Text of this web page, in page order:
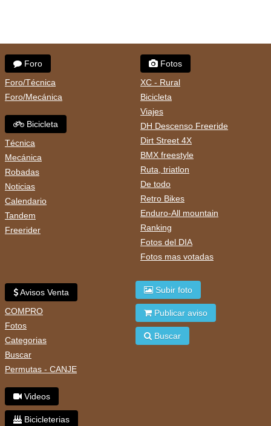
Foro
Foro/Técnica
Foro/Mecánica
Bicicleta
Técnica
Mecánica
Robadas
Noticias
Calendario
Tandem
Freerider
Fotos
XC - Rural
Bicicleta
Viajes
DH Descenso Freeride
Dirt Street 4X
BMX freestyle
Ruta, triatlon
De todo
Retro Bikes
Enduro-All mountain
Ranking
Fotos del DIA
Fotos mas votadas
Avisos Venta
COMPRO
Fotos
Categorias
Buscar
Permutas - CANJE
Videos
Bicicleterias
Subir foto
Publicar aviso
Buscar